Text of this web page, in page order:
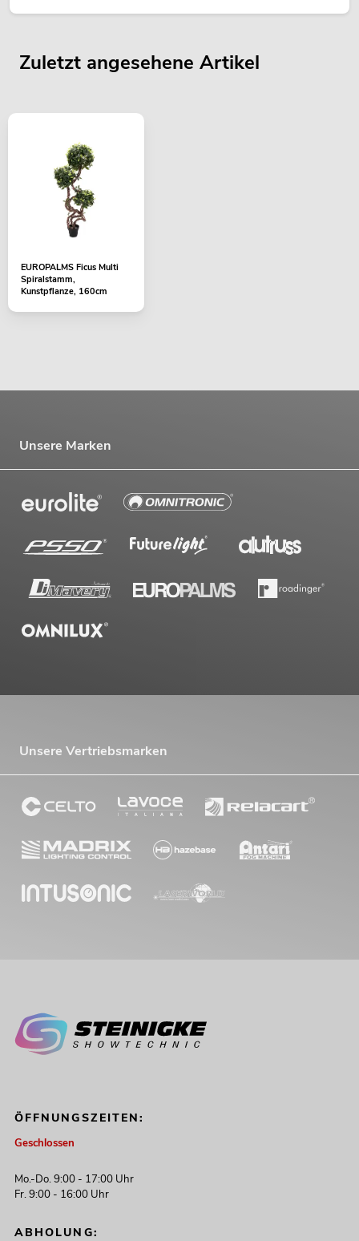
Zuletzt angesehene Artikel
EUROPALMS Ficus Multi
Spiralstamm,
Kunstpflanze, 160cm
Unsere Marken
Unsere Vertriebsmarken
ÖFFNUNGSZEITEN:
Geschlossen
Mo.-Do. 9:00 - 17:00 Uhr
Fr. 9:00 - 16:00 Uhr
ABHOLUNG: